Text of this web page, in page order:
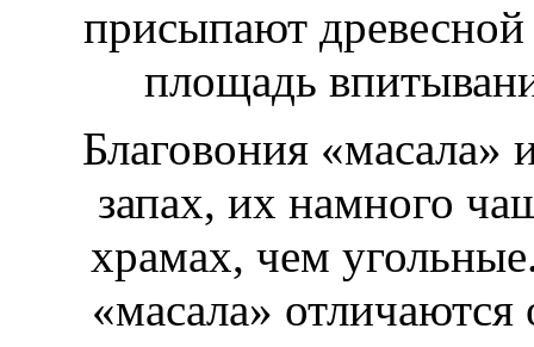
присыпают
площадь
Благовония
запах, их намного
храмах, чем
«масала»